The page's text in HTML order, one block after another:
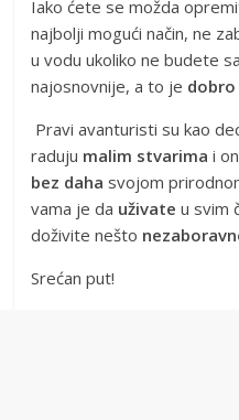
Iako ćete se možda
najbolji mogući način, ne
u vodu ukoliko ne budete
najosnovnije, a to je dobro
Pravi avanturisti su kao
raduju malim stvarimai
bez daha svojom
vama je da uživateu svim
doživite nešto
Srećan put!